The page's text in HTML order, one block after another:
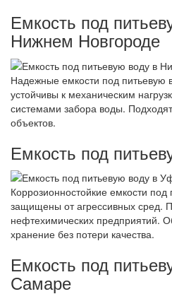
Емкость под
Нижнем Новгороде
Надежные емкости под питьевую
устойчивы к механическим
системами забора воды.
объектов.
Емкость под
Коррозионностойкие емкости
защищены от агрессивных сред.
нефтехимических предприятий.
хранение без потери качества.
Емкость под
Самаре